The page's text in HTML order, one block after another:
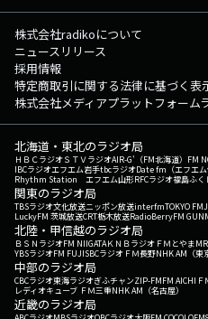
株式会社radikoについて
ニュースリリース
採用情報
特定商取引に関する法律に基づく表
株式会社メディアプラットフォーム
北海道・東北のラジオ局
ＨＢＣラジオＳＴＶラジオAIR-G'（FM北海道） FM
IBCラジオエフエム岩手tbcラジオDate fm（エフエム
Rhythm Station エフエム山形RFCラジオ福島ふく
関東のラジオ局
TBSラジオ文化放送ニッポン放送interfmTOKYO FM
LuckyFM 茨城放送CRT栃木放送RadioBerryFM
北陸・甲信越のラジオ局
ＢＳＮラジオFM NIIGATAＫＮＢラジオ ＦＭとやま
YBSラジオFM FUJISBCラジオ ＦＭ長野NHK AM（東
中部のラジオ局
CBCラジオ東海ラジオぎふチャンZIP-FMFM AICHI Ｆ
レディオキューブ ＦＭ三重NHK AM（名古屋）
近畿のラジオ局